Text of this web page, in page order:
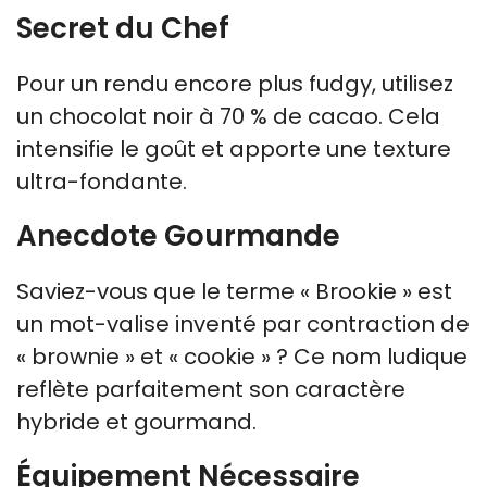
Secret du Chef
Pour un rendu encore plus fudgy, utilisez
un chocolat noir à 70 % de cacao. Cela
intensifie le goût et apporte une texture
ultra-fondante.
Anecdote Gourmande
Saviez-vous que le terme « Brookie » est
un mot-valise inventé par contraction de
« brownie » et « cookie » ? Ce nom ludique
reflète parfaitement son caractère
hybride et gourmand.
Équipement Nécessaire